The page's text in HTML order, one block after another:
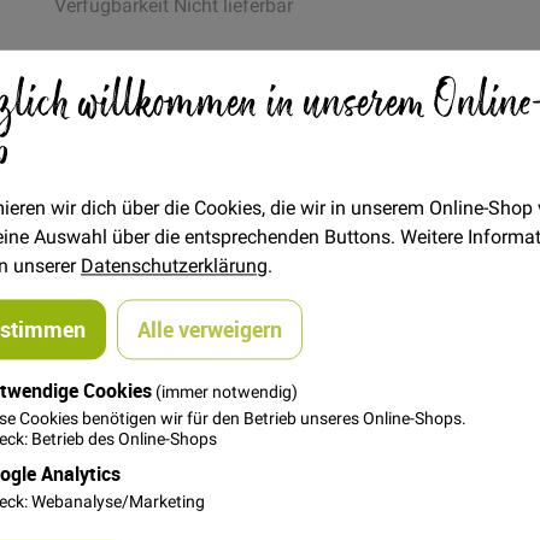
willkommen in unserem
wir dich über die Cookies, die wir in unserem Online-Shop
Auswahl über die entsprechenden Buttons. Weitere
unsererDatenschutzerklärung.
Alle verweigern
Cookies (immer notwendig)
Cookies benötigen wir für den Betrieb unseres Online-Shops.
Betrieb des Online-Shops
Analytics
Webanalyse/Marketing
1,80 €
ein 6-fädiges Baumwoll-Stickgarn. Jeder der 6 Einzelfäden ist
und vielem mehr, wie z.B zur Herstellung von